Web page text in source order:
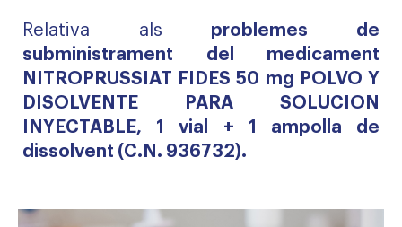
Relativa als problemes de
subministrament del medicament
NITROPRUSSIAT FIDES 50 mg POLVO Y
DISOLVENTE PARA SOLUCION
INYECTABLE, 1 vial + 1 ampolla de
dissolvent (C.N. 936732).